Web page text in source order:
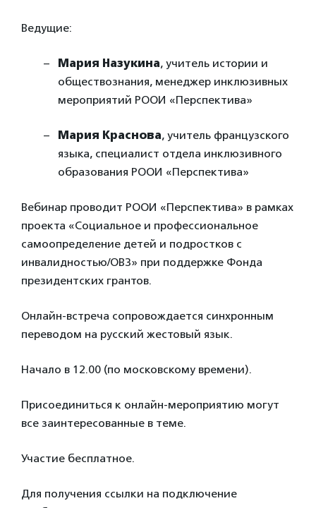
Ведущие:
Мария Назукина, учитель истории и
обществознания, менеджер инклюзивных
мероприятий РООИ «Перспектива»
Мария Краснова, учитель французского
языка, специалист отдела инклюзивного
образования РООИ «Перспектива»
Вебинар проводит РООИ «Перспектива» в рамках
проекта «Социальное и профессиональное
самоопределение детей и подростков с
инвалидностью/ОВЗ» при поддержке Фонда
президентских грантов.
Онлайн-встреча сопровождается синхронным
переводом на русский жестовый язык.
Начало в 12.00 (по московскому времени).
Присоединиться к онлайн-мероприятию могут
все заинтересованные в теме.
Участие бесплатное.
Для получения ссылки на подключение